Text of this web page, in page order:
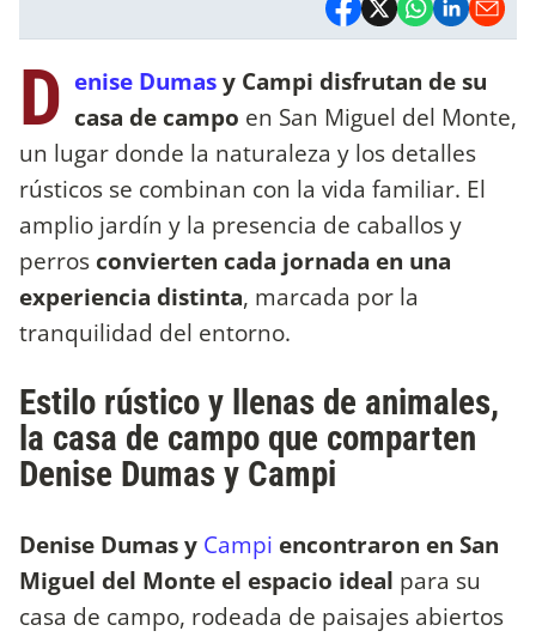
D enise Dumasy Campi disfrutan de su
casa de campo en San Miguel del Monte,
un lugar donde la naturaleza y los detalles
rústicos se combinan con la vida familiar. El
amplio jardín y la presencia de caballos y
perros convierten cada jornada en una
experiencia distinta, marcada por la
tranquilidad del entorno.
Estilo rústico y llenas de animales,
la casa de campo que comparten
Denise Dumas y Campi
Denise Dumas y Campi encontraron en San
Miguel del Monte el espacio ideal para su
casa de campo, rodeada de paisajes abiertos